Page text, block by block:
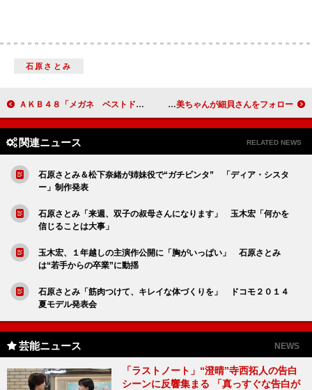
石原さとみ
ＡＫＢ４８「メガネ ベストドレッサー賞」２度目の受賞 渡辺麻友、秋元康に“サングラス曲”をおねだり 日本エレキテル連合、ダイエット企画で試食ＮＧ 朱美ちゃんが細貝さんをフォロー
関連ニュース RELATED NEWS
石原さとみ＆松下奈緒が姉妹役で“ガチビンタ” 「ディア・シスタ
ー」制作発表
石原さとみ「来週、双子の叔母さんになります」 玉木宏「何かを
信じることは大事」
玉木宏、１年越しの主演作公開に「胸がいっぱい」 石原さとみ
は“若手からの卒業”に動揺
石原さとみ「筋肉つけて、キレイな体づくりを」 ドコモ２０１４
夏モデル発表会
芸能ニュース NEWS
「ラストノート」“澄晴”寺西拓人の告白
シーンに反響集まる 「真っすぐな告白が